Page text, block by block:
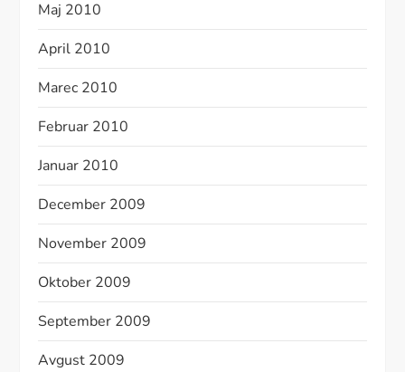
Maj 2010
April 2010
Marec 2010
Februar 2010
Januar 2010
December 2009
November 2009
Oktober 2009
September 2009
Avgust 2009